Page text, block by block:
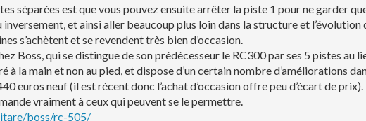
séparées est que vous pouvez ensuite arrêter la piste 1 pour ne garder
et ainsi aller beaucoup plus loin dans la structure et l’évolution
s’achètent et se revendent très bien d’occasion.
Boss, qui se distingue de son prédécesseur le RC300 par ses 5 pistes au
à la main et non au pied, et dispose d’un certain nombre d’améliorations
euros neuf (il est récent donc l’achat d’occasion offre peu d’écart de prix).
vraiment à ceux qui peuvent se le permettre.
boss/rc-505/